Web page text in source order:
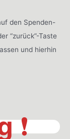
den Spenden-
“zurück”-Taste
und hierhin
❗️